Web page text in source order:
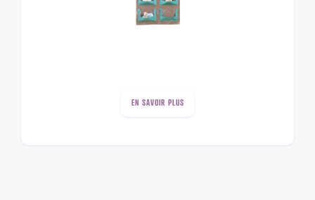
EN SAVOIR PLUS